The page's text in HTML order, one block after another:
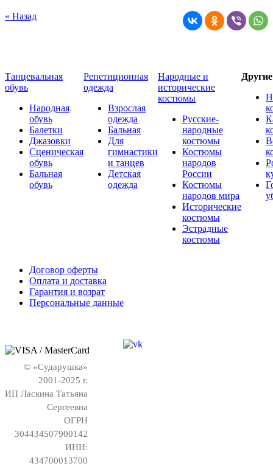
« Назад
Танцевальная
обувь
Народная
обувь
Балетки
Джазовки
Сценическая
обувь
Бальная
обувь
Репетиционная
одежда
Взрослая
одежда
Бальная
Для
гимнастики
и танцев
Детская
одежда
Народные и
исторические
костюмы
Русские-
народные
костюмы
Костюмы
народов
России
Костюмы
народов мира
Исторические
костюмы
Эстрадные
костюмы
Договор оферты
Оплата и доставка
Гарантия и возрат
Персональные данные
© «Сударушка»
2001-2025 г.
ИП Ласкина Татьяна
Сергеевна
ОГРН
304434507900142
ИНН:
434700013700